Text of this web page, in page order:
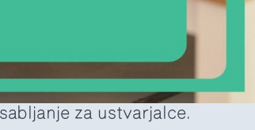
za ustvarjalce.